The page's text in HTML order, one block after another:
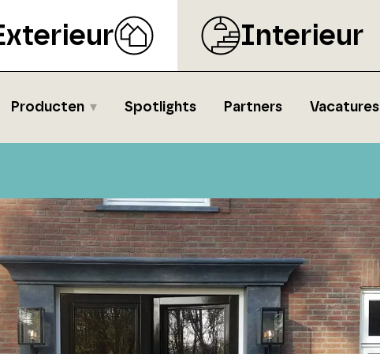
Interieur
Producten Spotlights Partners Vacatures